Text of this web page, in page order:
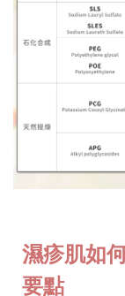
濕疹肌如
要點